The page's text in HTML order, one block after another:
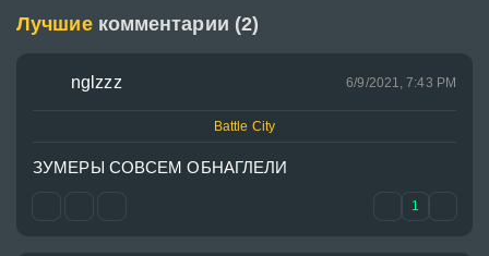
Лучшие комментарии (2)
nglzzz 6/9/2021, 7:43 PM
Battle City
ЗУМЕРЫ СОВСЕМ ОБНАГЛЕЛИ
1